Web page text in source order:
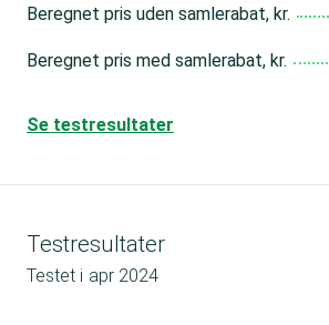
Beregnet pris uden samlerabat, kr.
Beregnet pris med samlerabat, kr.
Se testresultater
Testresultater
Testet i apr 2024